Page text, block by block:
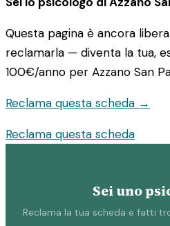
Questa pagina è ancora
reclamarla — diventa la tua,
100€/anno per Azzano San
Reclama questa scheda →
Reclama questa scheda
Sei uno
Reclama la tua scheda e fatti